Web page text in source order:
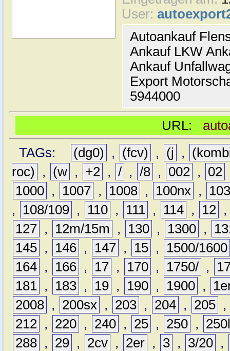
User:
Autoankauf
Ankauf LKW
Ankauf
Export
5944000
URL:
TAGs:
(dg0) , (fcv) , (j ,
roc)
, (w , +2 , / , /8 , 002 , 02
1000 , 1007 , 1008 , 100nx ,
,
108/109 , 110 , 111 , 114 , 12
127 , 12m/15m , 130 , 1300 ,
145 , 146 , 147 , 15 ,
1500/1600
164 , 166 , 17 , 170 , 1750/ ,
181 , 183 , 19 , 190 , 1900 ,
2008 , 200sx , 203 , 204 , 205 ,
212 , 220 , 240 , 25 , 250 ,
288 , 29 , 2cv , 2er , 3 , 3/20 ,